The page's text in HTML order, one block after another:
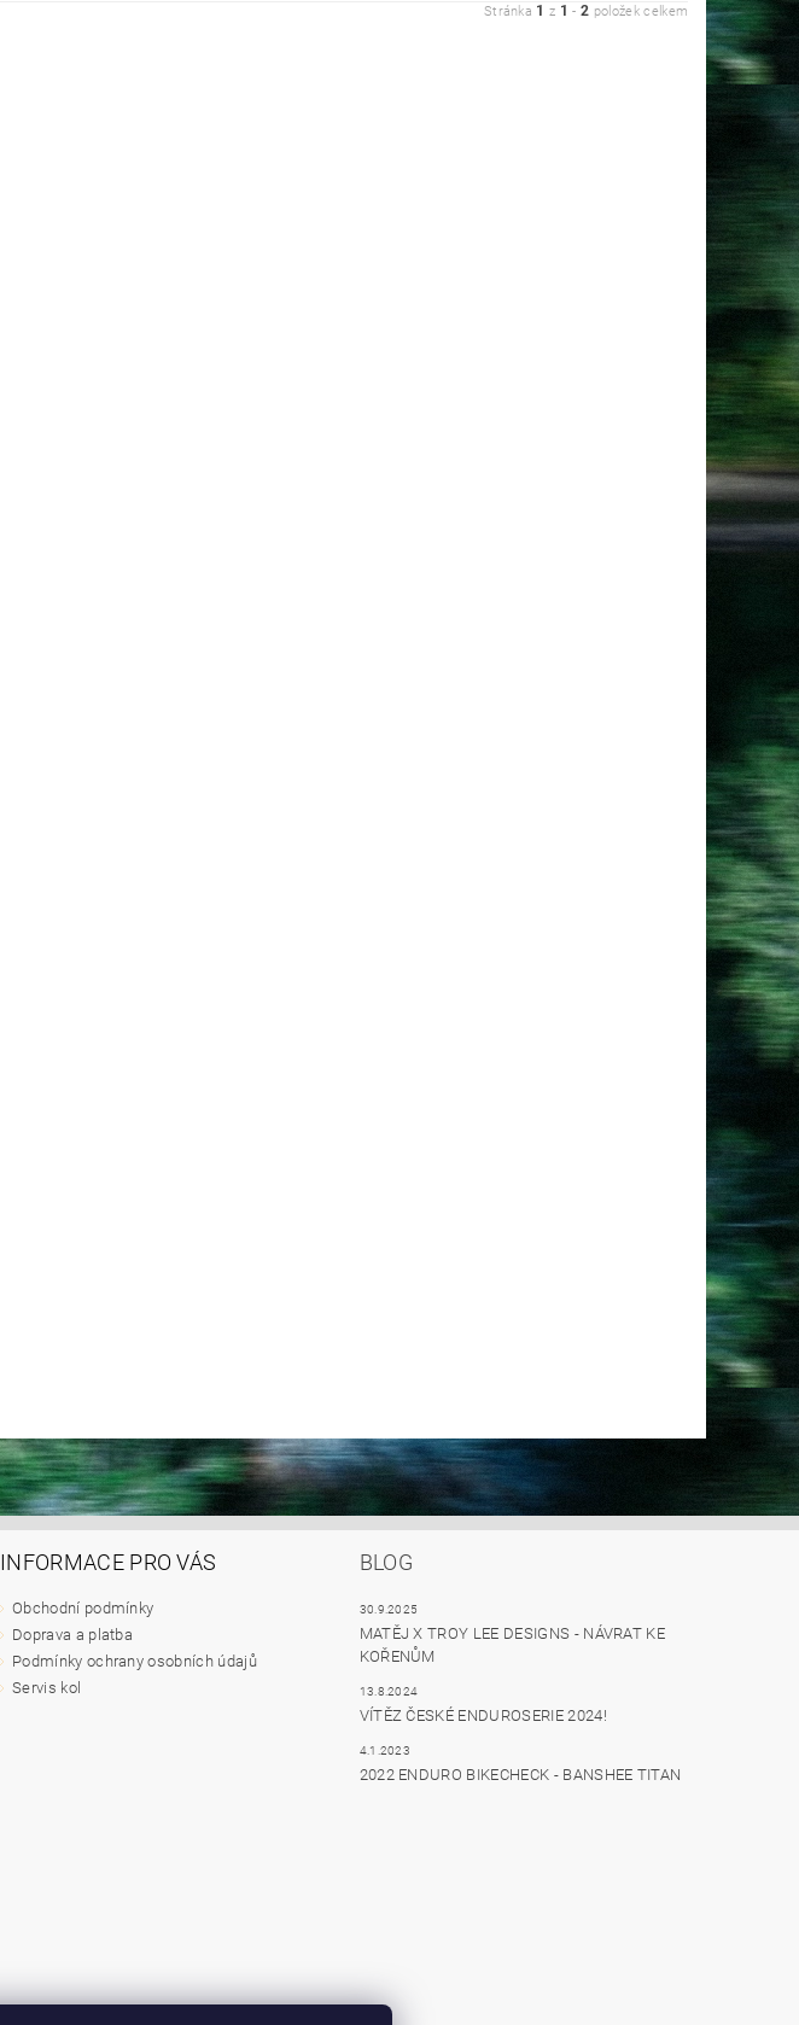
Stránka 1 z 1 -2 položek celkem
INFORMACE PRO VÁS
Obchodní podmínky
Doprava a platba
Podmínky ochrany osobních údajů
Servis kol
BLOG
30.9.2025
MATĚJ X TROY LEE DESIGNS - NÁVRAT KE
KOŘENŮM
13.8.2024
VÍTĚZ ČESKÉ ENDUROSERIE 2024!
4.1.2023
2022 ENDURO BIKECHECK - BANSHEE TITAN